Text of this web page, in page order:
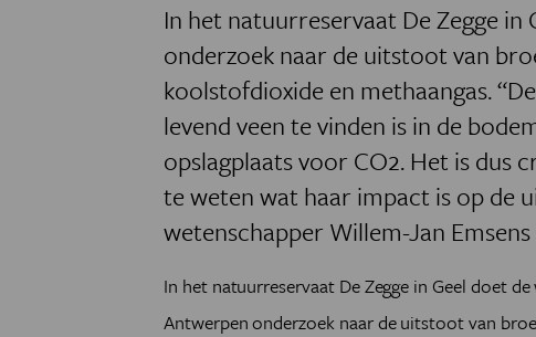
In het natuurreservaat De Zegge
onderzoek naar de uitstoot van
koolstofdioxide en methaangas.
levend veen te vinden is in de
opslagplaats voor CO2. Het is dus
te weten wat haar impact is op de
wetenschapper Willem-Jan
In het natuurreservaat De Zegge in Geel doet
Antwerpen onderzoek naar de uitstoot van